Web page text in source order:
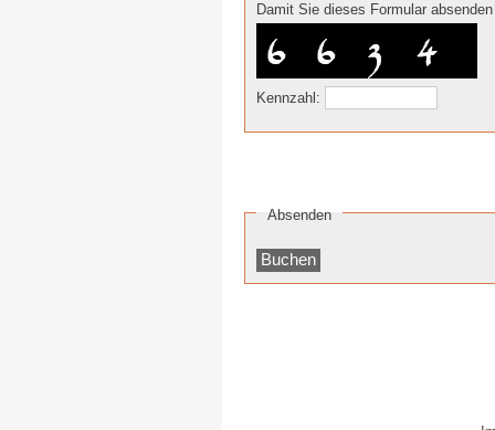
Damit Sie dieses Formular
Kennzahl:
Absenden